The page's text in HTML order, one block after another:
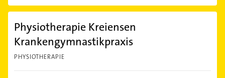
Physiotherapie Kreiensen
Krankengymnastikpraxis
PHYSIOTHERAPIE